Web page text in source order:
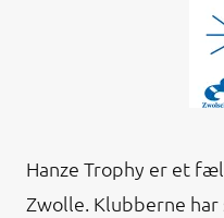
Hanze Trophy er et
Zwolle. Klubberne